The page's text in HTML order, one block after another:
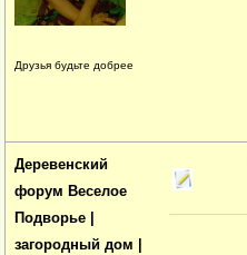
Друзья будьте добрее
Деревенский
форум Веселое
Подворье |
загородный дом |